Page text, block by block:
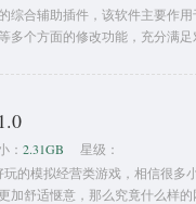
综合辅助插件，该软件主要作
多个方面的修改功能，充分满
： 2.31GB
星级：
的模拟经营类游戏，相信很
加舒适惬意，那么究竟什么样